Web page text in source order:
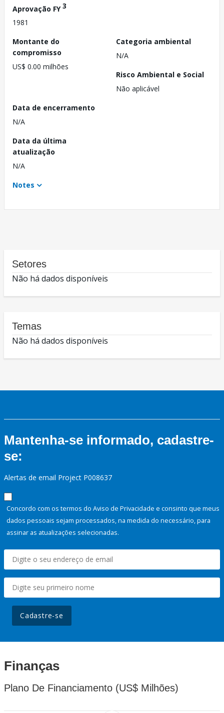
Aprovação FY3
1981
Montante do
compromisso
US$ 0.00 milhões
Categoria ambiental
N/A
Risco Ambiental e Social
Não aplicável
Data de encerramento
N/A
Data da última
atualização
N/A
Notes
Setores
Não há dados disponíveis
Temas
Não há dados disponíveis
Mantenha-se informado, cadastre-
se:
Alertas de email Project P008637
Concordo com os termos do Aviso de Privacidade e consinto que meus
dados pessoais sejam processados, na medida do necessário, para
assinar as atualizações selecionadas.
Cadastre-se
Finanças
Plano De Financiamento (US$ Milhões)